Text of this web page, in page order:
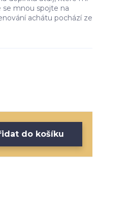
se mnou spojte na
achátu pochází ze
do košíku